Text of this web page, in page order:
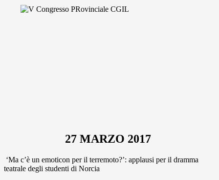
27 MARZO 2017
‘Ma c’è un emoticon per il terremoto?’: applausi per il dramma
teatrale degli studenti di Norcia